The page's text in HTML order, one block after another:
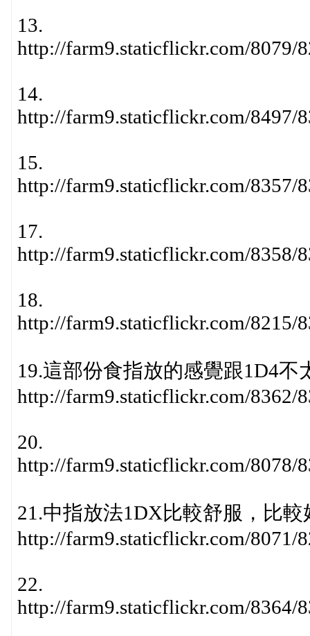
13.
http://farm9.staticflickr.com/8079/
14.
http://farm9.staticflickr.com/8497/
15.
http://farm9.staticflickr.com/8357/
17.
http://farm9.staticflickr.com/8358/
18.
http://farm9.staticflickr.com/8215/
19.這部份食指放的感覺跟1D4不
http://farm9.staticflickr.com/8362/
20.
http://farm9.staticflickr.com/8078/
21.中指放法1DX比較舒服，比
http://farm9.staticflickr.com/8071/
22.
http://farm9.staticflickr.com/8364/